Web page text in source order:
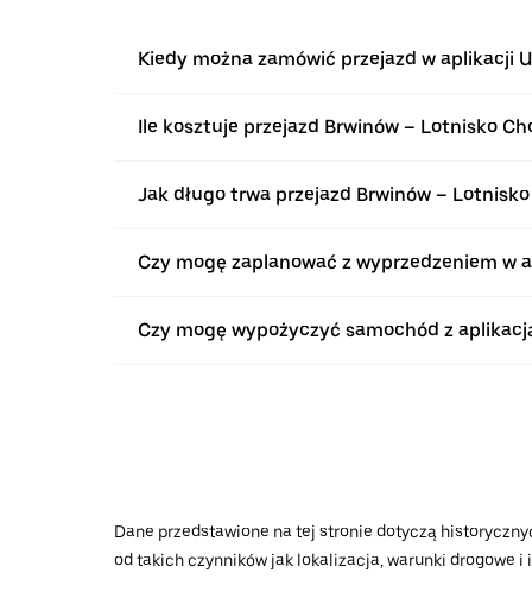
Kiedy można zamówić przejazd w aplikacji
Ile kosztuje przejazd Brwinów – Lotnisko
Jak długo trwa przejazd Brwinów –
Czy mogę zaplanować z wyprzedzeniem w
Czy mogę wypożyczyć samochód z
Dane przedstawione na tej stronie dotyczą
od takich czynników jak lokalizacja, warunki drogowe